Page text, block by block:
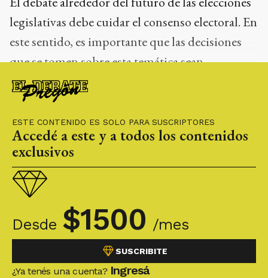
ESTE CONTENIDO ES SOLO PARA SUSCRIPTORES
Accedé a este y a todos los contenidos
exclusivos
Desde $1500 /mes
SUSCRIBITE
¿Ya tenés una cuenta? Ingresá
legislativas debe cuidar el consenso electoral. En
este sentido, es importante que las decisiones
que se tomen sobre esta temática sean
transparentes, justificadas y dialogadas
ampliamente.